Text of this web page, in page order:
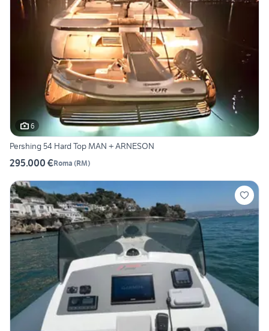
6
Pershing 54 Hard Top MAN + ARNESON
295.000 €Roma (RM)